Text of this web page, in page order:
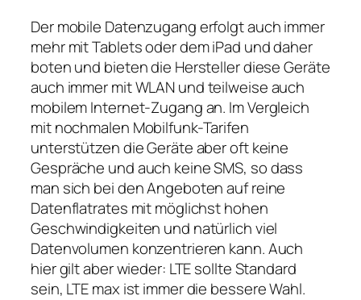
Der mobile Datenzugang erfolgt auch immer
mehr mit Tablets oder dem iPad und daher
boten und bieten die Hersteller diese Geräte
auch immer mit WLAN und teilweise auch
mobilem Internet-Zugang an. Im Vergleich
mit nochmalen Mobilfunk-Tarifen
unterstützen die Geräte aber oft keine
Gespräche und auch keine SMS, so dass
man sich bei den Angeboten auf reine
Datenflatrates mit möglichst hohen
Geschwindigkeiten und natürlich viel
Datenvolumen konzentrieren kann. Auch
hier gilt aber wieder: LTE sollte Standard
sein, LTE max ist immer die bessere Wahl.